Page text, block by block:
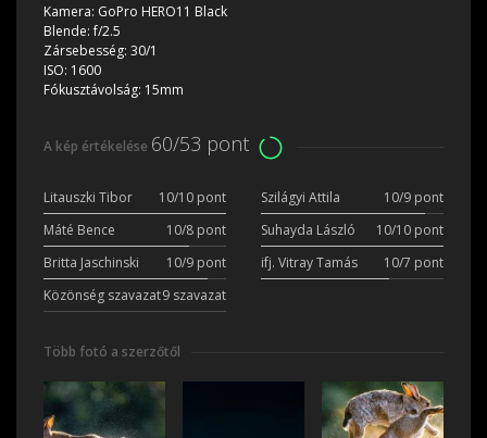
Kamera: GoPro HERO11 Black
Blende:f/2.5
Zársebesség: 30/1
ISO: 1600
Fókusztávolság: 15mm
A kép értékelése 60/53 pont
Litauszki Tibor 10/10 pont Szilágyi Attila
10/9 pont
Máté Bence
10/8 pont Suhayda László
10/10 pont
Britta Jaschinski
10/9 pont ifj. Vitray Tamás
10/7 pont
Közönség szavazat9 szavazat
Több fotó a szerzőtől